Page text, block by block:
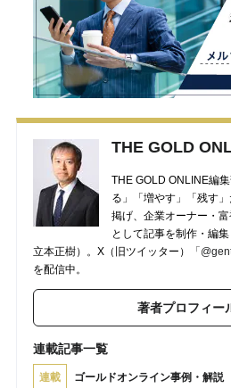
THE GOLD
THE GOLD ONLINE編
る」「増やす」「残す
掲げ、企業オーナー・
として記事を制作・編
立本正樹）。X（旧ツイッター）
「
を配信中。
著者プロフィー
連載記事一覧
連載 ゴールドオンライン事例・解説